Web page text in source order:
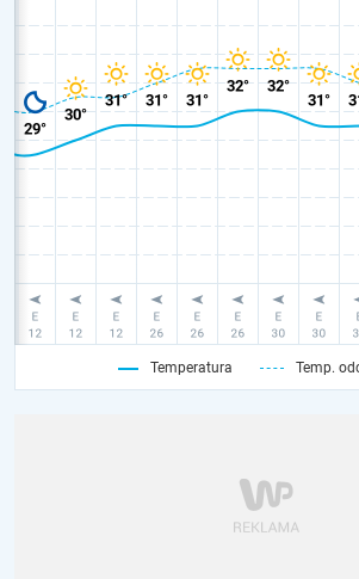
Temperatura Temp.